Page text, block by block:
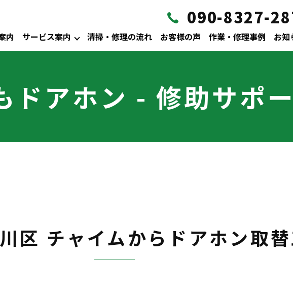
内 サービス案内 清掃・修理の流れ お客様の声 作業・修理事例 お知
090-8327-
ドアホン - 修助サポ
区 チャイムからドアホン取